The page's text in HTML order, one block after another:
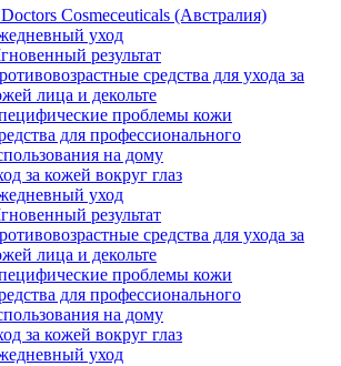
Cosmeceuticals (Австралия)
уход
результат
средства для ухода за
лица и декольте
проблемы кожи
для профессионального
на дому
за кожей вокруг глаз
уход
результат
средства для ухода за
лица и декольте
проблемы кожи
для профессионального
на дому
за кожей вокруг глаз
уход